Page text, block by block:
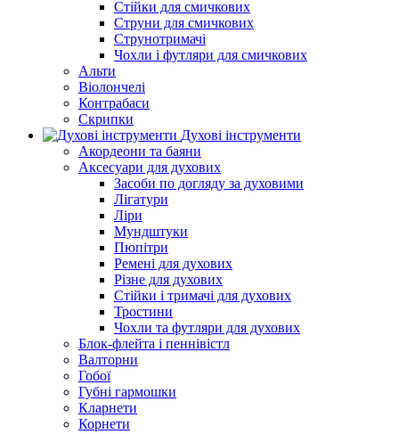
Стійки для смичкових
Струни для смичкових
Струнотримачі
Чохли і футляри для смичкових
Альти
Віолончелі
Контрабаси
Скрипки
Духові інструменти
Акордеони та баяни
Аксесуари для духових
Засоби по догляду за духовими
Лігатури
Ліри
Мундштуки
Пюпітри
Ремені для духових
Різне для духових
Стійки і тримачі для духових
Тростини
Чохли та футляри для духових
Блок-флейта і пеннівістл
Валторни
Гобої
Губні гармошки
Кларнети
Корнети